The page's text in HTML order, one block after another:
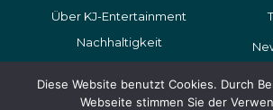
Über KJ-Entertainment
Nachhaltigkeit
Y
o
I
n
F
a
Diese Website benutzt Cookies. Durch
Webseite stimmen Sie der